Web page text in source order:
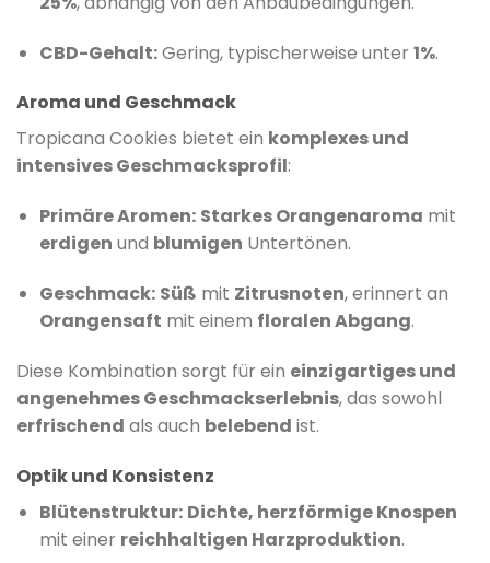
CBD-Gehalt:Gering, typischerweise unter 1%.
Aroma und Geschmack
Tropicana Cookies bietet ein komplexes und
intensives Geschmacksprofil:
Primäre Aromen: Starkes Orangenaroma mit
erdigen und blumigen Untertönen.
Geschmack: Süß mit Zitrusnoten, erinnert an
Orangensaft mit einem floralen Abgang.
Diese Kombination sorgt für ein einzigartiges und
angenehmes Geschmackserlebnis, das sowohl
erfrischend als auch belebend ist.
Optik und Konsistenz
Blütenstruktur: Dichte, herzförmige Knospen
mit einer reichhaltigen Harzproduktion.